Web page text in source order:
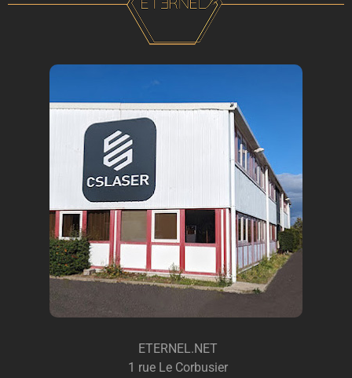
ETERNEL.NET
1 rue Le Corbusier